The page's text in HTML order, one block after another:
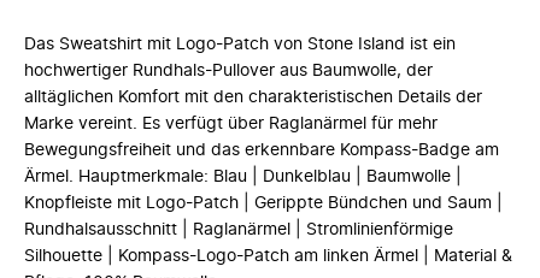
Das Sweatshirt mit Logo-Patch von Stone Island ist ein
hochwertiger Rundhals-Pullover aus Baumwolle, der
alltäglichen Komfort mit den charakteristischen Details der
Marke vereint. Es verfügt über Raglanärmel für mehr
Bewegungsfreiheit und das erkennbare Kompass-Badge am
Ärmel. Hauptmerkmale: Blau | Dunkelblau | Baumwolle |
Knopfleiste mit Logo-Patch | Gerippte Bündchen und Saum |
Rundhalsausschnitt | Raglanärmel | Stromlinienförmige
Silhouette | Kompass-Logo-Patch am linken Ärmel | Material &